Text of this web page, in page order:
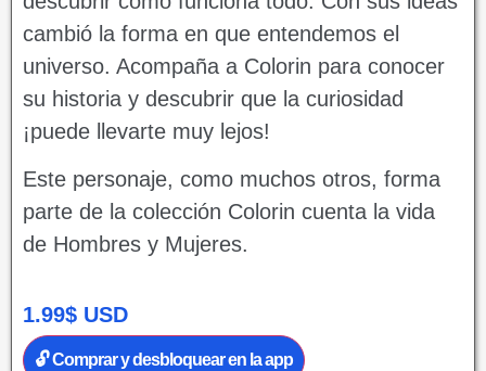
cambió la forma en que entendemos el
universo. Acompaña a Colorin para conocer
su historia y descubrir que la curiosidad
¡puede llevarte muy lejos!
Este personaje, como muchos otros, forma
parte de la colección Colorin cuenta la vida
de Hombres y Mujeres.
1.99$ USD
🔓 Comprar y desbloquear en la app